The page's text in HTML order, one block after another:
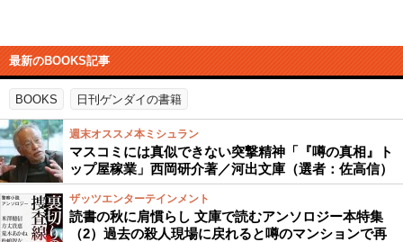
最新のBOOKS記事
BOOKS 日刊ゲンダイの書籍
週末オススメ本ミシュラン
マスコミには真似できない突撃精神「『噂の真相』ト
ップ屋稼業」西岡研介著／河出文庫（選者：佐高信）
ザッツエンターテインメント
読書の秋に肩慣らし 文庫で読むアンソロジー本特集
（2）過去の殺人現場に戻れると噂のマンションで再